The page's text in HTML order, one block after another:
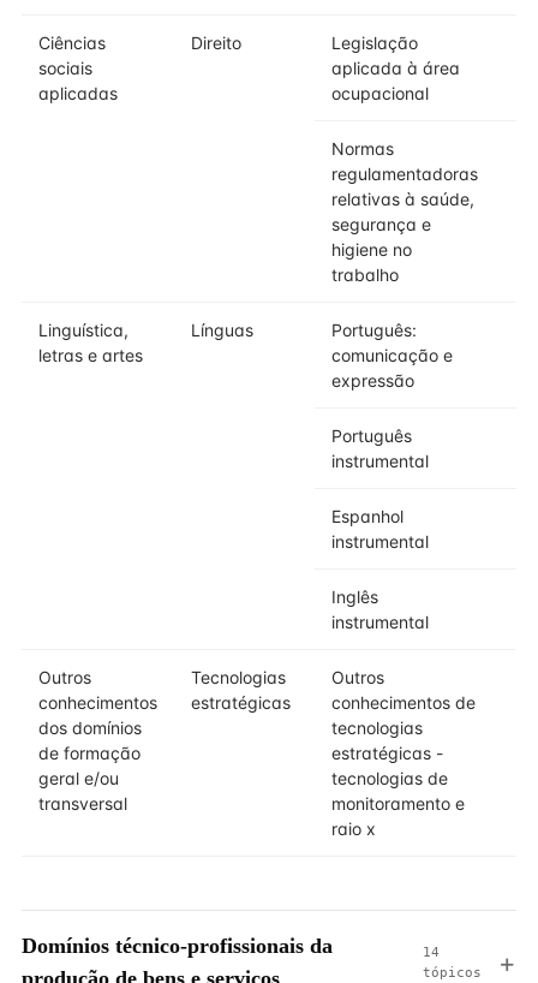
Ciências
sociais
aplicadas
Direito
Legislação
aplicada à área
ocupacional
Normas
regulamentadoras
relativas à saúde,
segurança e
higiene no
trabalho
Linguística,
letras e artes
Línguas
Português:
comunicação e
expressão
Português
instrumental
Espanhol
instrumental
Inglês
instrumental
Outros
conhecimentos
dos domínios
de formação
geral e/ou
transversal
Tecnologias
estratégicas
Outros
conhecimentos de
tecnologias
estratégicas -
tecnologias de
monitoramento e
raio x
Domínios técnico-profissionais da
produção de bens e serviços
14
tópicos